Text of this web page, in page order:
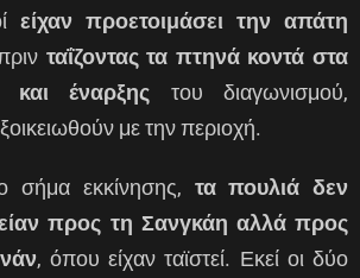
είχαν προετοιμάσει την απάτη
ταΐζοντας τα πτηνά κοντά στα
και έναρξης του διαγωνισμού,
με την περιοχή.
σήμα εκκίνησης, τα πουλιά δεν
προς τη Σανγκάη αλλά προς
, όπου είχαν ταϊστεί. Εκεί οι δύο